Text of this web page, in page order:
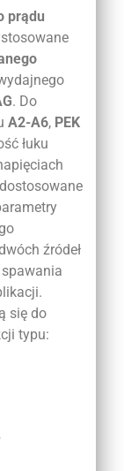
prądu
. Do
A2-A6, PEK
łuku
źródeł
się do
typu: